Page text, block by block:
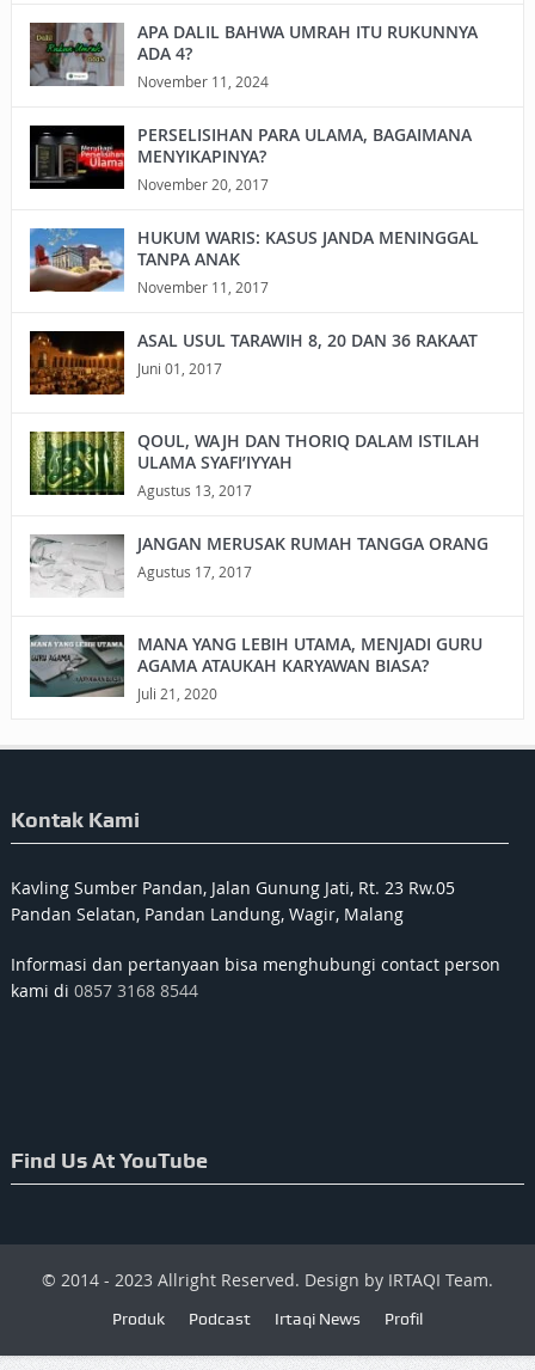
APA DALIL BAHWA UMRAH ITU RUKUNNYA
ADA 4?
November 11, 2024
PERSELISIHAN PARA ULAMA, BAGAIMANA
MENYIKAPINYA?
November 20, 2017
HUKUM WARIS: KASUS JANDA MENINGGAL
TANPA ANAK
November 11, 2017
ASAL USUL TARAWIH 8, 20 DAN 36 RAKAAT
Juni 01, 2017
QOUL, WAJH DAN THORIQ DALAM ISTILAH
ULAMA SYAFI’IYYAH
Agustus 13, 2017
JANGAN MERUSAK RUMAH TANGGA ORANG
Agustus 17, 2017
MANA YANG LEBIH UTAMA, MENJADI GURU
AGAMA ATAUKAH KARYAWAN BIASA?
Juli 21, 2020
Kontak Kami
Kavling Sumber Pandan, Jalan Gunung Jati, Rt. 23 Rw.05
Pandan Selatan, Pandan Landung, Wagir, Malang
Informasi dan pertanyaan bisa menghubungi contact person
kami di 0857 3168 8544
Find Us At YouTube
© 2014 - 2023 Allright Reserved. Design by IRTAQI Team.
Produk Podcast Irtaqi News Profil